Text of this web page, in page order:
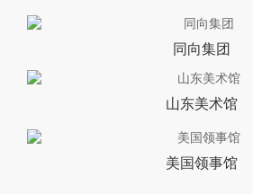
同向集团
山东美术馆
美国领事馆